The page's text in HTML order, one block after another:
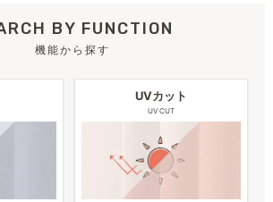
BY FUNCTION
機能から探す
UVカット
UV CUT